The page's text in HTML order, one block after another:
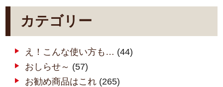
カテゴリー
え！こんな使い方も… (44)
おしらせ～ (57)
お勧め商品はこれ (265)